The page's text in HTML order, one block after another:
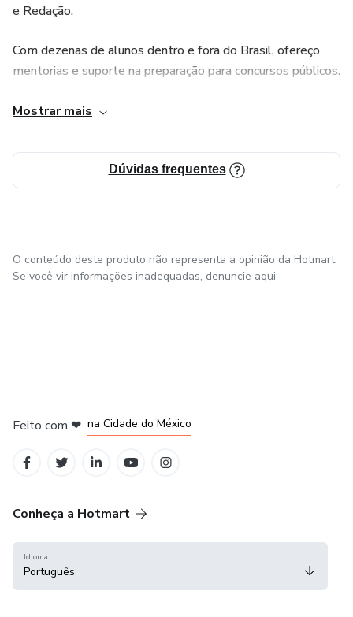
e Redação.
Com dezenas de alunos dentro e fora do Brasil, ofereço
mentorias e suporte na preparação para concursos públicos.
Há alguns meses comecei o trabalho de levar o suporte e
do meu instagram.
Mostrar mais
Dúvidas frequentes
O conteúdo deste produto não representa a opinião da Hotmart.
Se você vir informações inadequadas, denuncie aqui
Feito com ❤ na Cidade do México
Conheça a Hotmart
Idioma
Português